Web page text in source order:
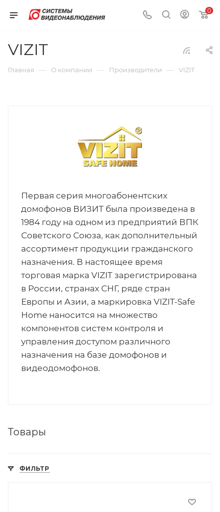
0
VIZIT
Главная — О компании — Производители — VIZIT
Первая серия многоабонентских
домофонов ВИЗИТ была произведена в
1984 году на одном из предприятий ВПК
Советского Союза, как дополнительный
ассортимент продукции гражданского
назначения. В настоящее время
торговая марка VIZIT зарегистрирована
в России, странах СНГ, ряде стран
Европы и Азии, а маркировка VIZIT-Safe
Home наносится на множество
компонентов систем контроля и
управления доступом различного
назначения на базе домофонов и
видеодомофонов.
Товары
ФИЛЬТР